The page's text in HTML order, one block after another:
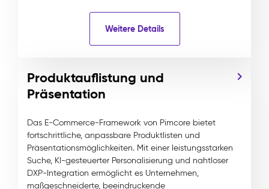
Weitere Details
Produktauflistung und
Präsentation
Das E-Commerce-Framework von Pimcore bietet
fortschrittliche, anpassbare Produktlisten und
Präsentationsmöglichkeiten. Mit einer leistungsstarken
Suche, KI-gesteuerter Personalisierung und nahtloser
DXP-Integration ermöglicht es Unternehmen,
maßgeschneiderte, beeindruckende